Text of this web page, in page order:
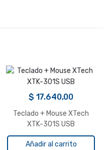
$ 17.640,00
Teclado + Mouse XTech
XTK-301S USB
Añadir al carrito